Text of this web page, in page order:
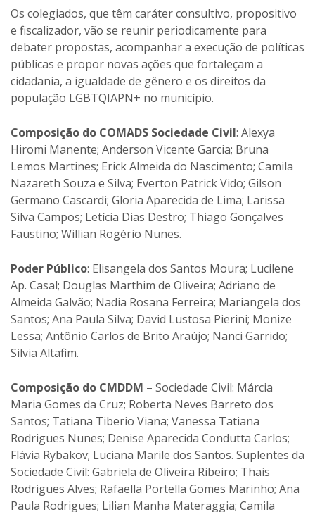
Os colegiados, que têm caráter consultivo, propositivo
e fiscalizador, vão se reunir periodicamente para
debater propostas, acompanhar a execução de políticas
públicas e propor novas ações que fortaleçam a
cidadania, a igualdade de gênero e os direitos da
população LGBTQIAPN+ no município.
Composição do COMADS Sociedade Civil: Alexya
Hiromi Manente; Anderson Vicente Garcia; Bruna
Lemos Martines; Erick Almeida do Nascimento; Camila
Nazareth Souza e Silva; Everton Patrick Vido; Gilson
Germano Cascardi; Gloria Aparecida de Lima; Larissa
Silva Campos; Letícia Dias Destro; Thiago Gonçalves
Faustino; Willian Rogério Nunes.
Poder Público: Elisangela dos Santos Moura; Lucilene
Ap. Casal; Douglas Marthim de Oliveira; Adriano de
Almeida Galvão; Nadia Rosana Ferreira; Mariangela dos
Santos; Ana Paula Silva; David Lustosa Pierini; Monize
Lessa; Antônio Carlos de Brito Araújo; Nanci Garrido;
Silvia Altafim.
Composição do CMDDM – Sociedade Civil: Márcia
Maria Gomes da Cruz; Roberta Neves Barreto dos
Santos; Tatiana Tiberio Viana; Vanessa Tatiana
Rodrigues Nunes; Denise Aparecida Condutta Carlos;
Flávia Rybakov; Luciana Marile dos Santos. Suplentes da
Sociedade Civil: Gabriela de Oliveira Ribeiro; Thais
Rodrigues Alves; Rafaella Portella Gomes Marinho; Ana
Paula Rodrigues; Lilian Manha Materaggia; Camila